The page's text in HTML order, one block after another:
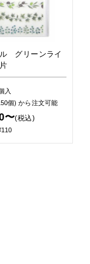
グリーンライ
入
個)から注文可能
〜(税込)